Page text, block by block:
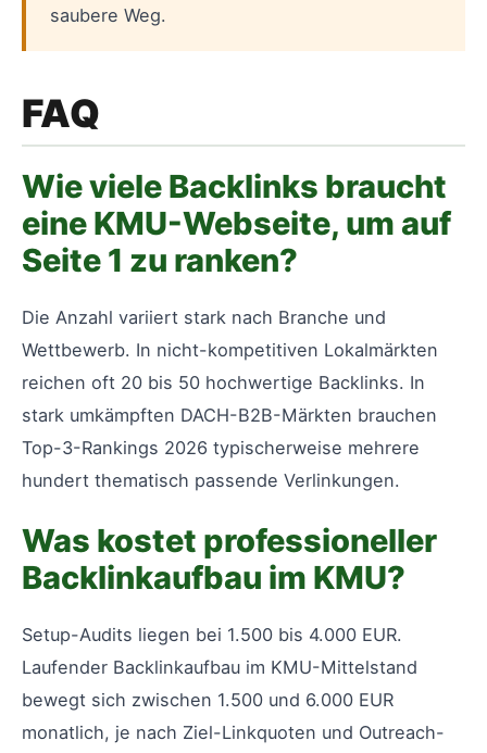
saubere Weg.
FAQ
Wie viele Backlinks braucht
eine KMU-Webseite, um auf
Seite 1 zu ranken?
Die Anzahl variiert stark nach Branche und
Wettbewerb. In nicht-kompetitiven Lokalmärkten
reichen oft 20 bis 50 hochwertige Backlinks. In
stark umkämpften DACH-B2B-Märkten brauchen
Top-3-Rankings 2026 typischerweise mehrere
hundert thematisch passende Verlinkungen.
Was kostet professioneller
Backlinkaufbau im KMU?
Setup-Audits liegen bei 1.500 bis 4.000 EUR.
Laufender Backlinkaufbau im KMU-Mittelstand
bewegt sich zwischen 1.500 und 6.000 EUR
monatlich, je nach Ziel-Linkquoten und Outreach-